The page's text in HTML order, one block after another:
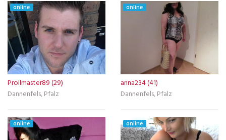
online
Prollmaster89 (29)
Dannenfels, Pfalz
online
anna234 (41)
Dannenfels, Pfalz
online online